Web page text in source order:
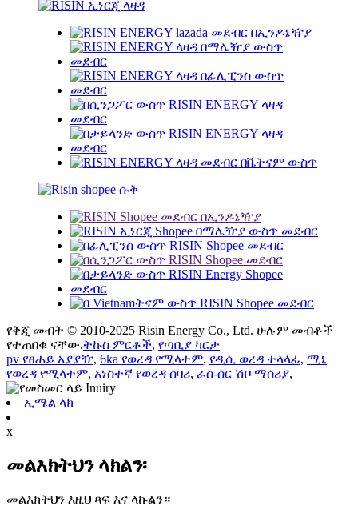
የቅጂ መብት © 2010-2025 Risin Energy Co., Ltd. ሁሉም መብቶች
የተጠበቁ ናቸው.ትኩስ ምርቶች, የጣቢያ ካርታ
pv የፀሐይ አያያዥ, 6ka የወረዳ የሚላተም, የዲሲ ወረዳ ተላላፊ, ሚኒ
የወረዳ የሚላተም, አነስተኛ የወረዳ ሰባሪ, ራስ-ሰር ሽቦ ማሰሪያ,
ኢሜል ላክ
x
መልእክትህን ላክልን፡
መልእክትህን እዚህ ጻፍ እና ላኩልን።